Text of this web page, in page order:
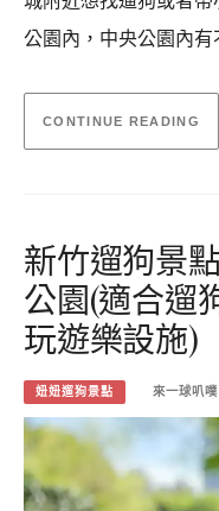
公園內，中央公園內
CONTINUE READING
新竹遛狗景
公園(適合遛
玩遊樂設施)
妞妞遛狗景點 來一球叭噗